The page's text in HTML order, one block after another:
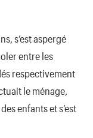
s’est aspergé
entre les
respectivement
le ménage,
enfants et s’est